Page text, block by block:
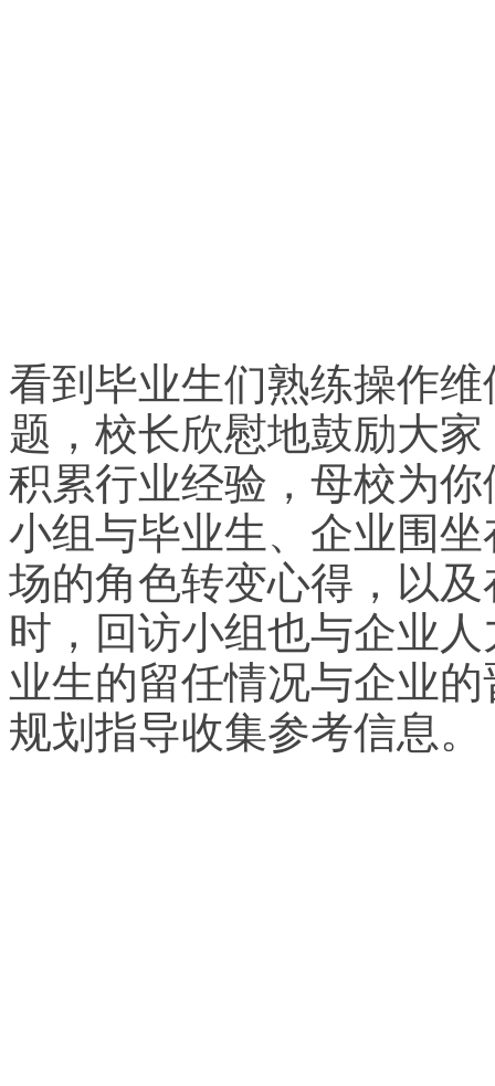
看到毕业生们熟练操作
题，校长欣慰地鼓励大
积累行业经验，母校为
小组与毕业生、企业围
场的角色转变心得，以
时，回访小组也与企业
业生的留任情况与企业
规划指导收集参考信息。